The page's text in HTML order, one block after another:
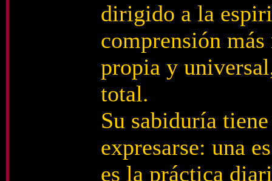
dirigido a la
comprensión
propia y
total.
Su sabiduría
expresarse: una
es la práctica